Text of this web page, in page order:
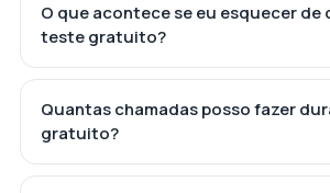
O que acontece se eu esquecer de
teste gratuito?
Quantas chamadas posso fazer
gratuito?